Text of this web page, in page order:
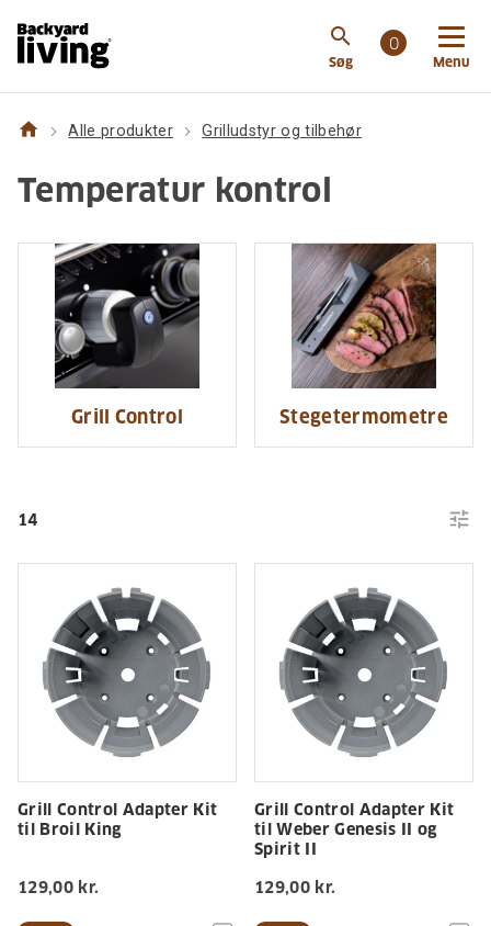
search
Søg
0
Menu
home Alle produkter Grilludstyr og tilbehør
Temperatur kontrol
Grill Control Stegetermometre
14 tune
Grill Control Adapter Kit
til Broil King
129,00 kr.
Grill Control Adapter Kit
til Weber Genesis II og
Spirit II
129,00 kr.